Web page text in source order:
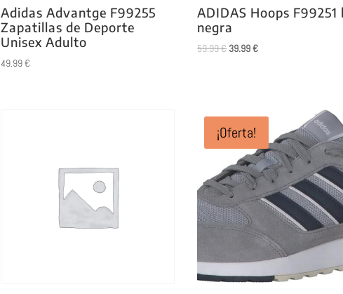
Adidas Advantge F99255
Zapatillas de Deporte
Unisex Adulto
49.99€
ADIDAS Hoops
negra
59.99€ El
39.99€El
¡Oferta!